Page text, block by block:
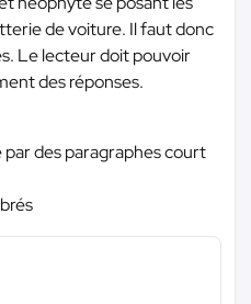
de voiture. Il faut donc
Le lecteur doit pouvoir
des réponses.
des paragraphes court